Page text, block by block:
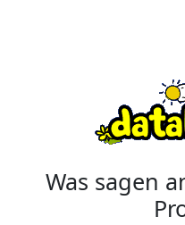
Was sagen